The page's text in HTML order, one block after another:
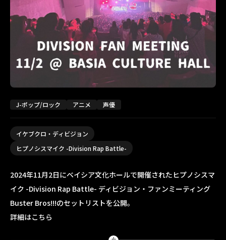
J-ポップ/ロック アニメ 声優
イケブクロ・ディビジョン
ヒプノシスマイク -Division Rap Battle-
2024年11月2日にベイシア文化ホールで開催されたヒプノシスマ
イク -Division Rap Battle- ディビジョン・ファンミーティング
Buster Bros!!!のセットリストを公開。
詳細はこちら